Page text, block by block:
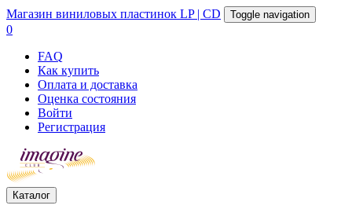
Магазин виниловых пластинок LP | CD Toggle navigation
0
FAQ
Как купить
Оплата и доставка
Оценка состояния
Войти
Регистрация
Каталог